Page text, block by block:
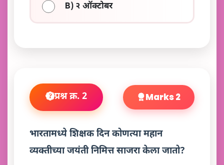
B) २ ऑक्टोबर
प्रश्न क्र. 2 Marks 2
भारतामध्ये शिक्षक दिन कोणत्या महान
व्यक्तीच्या जयंती निमित्त साजरा केला जातो?